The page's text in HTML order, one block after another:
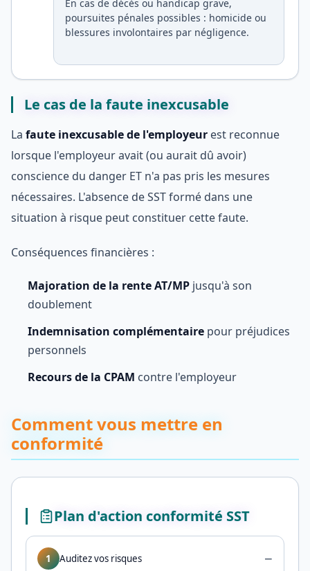
En cas de décès ou handicap grave,
poursuites pénales possibles : homicide ou
blessures involontaires par négligence.
Le cas de la faute inexcusable
La faute inexcusable de l'employeur est reconnue
lorsque l'employeur avait (ou aurait dû avoir)
conscience du danger ET n'a pas pris les mesures
nécessaires. L'absence de SST formé dans une
situation à risque peut constituer cette faute.
Conséquences financières :
Majoration de la rente AT/MP jusqu'à son
doublement
Indemnisation complémentaire pour préjudices
personnels
Recours de la CPAM contre l'employeur
Comment vous mettre en
conformité
Plan d'action conformité SST
1 Auditez vos risques −